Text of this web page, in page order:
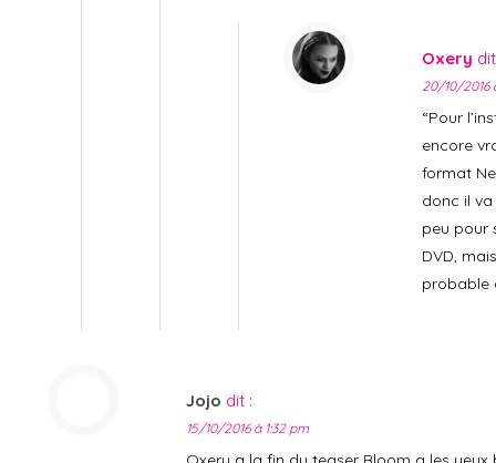
Oxery
20/10/2016
“Pour
encore
format
donc il
peu pour
DVD,
probable
Jojo dit :
15/10/2016 à 1:32 pm